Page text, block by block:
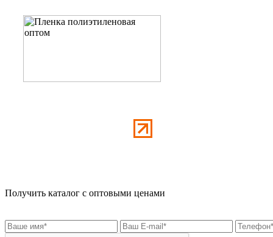
Получить каталог с оптовыми ценами